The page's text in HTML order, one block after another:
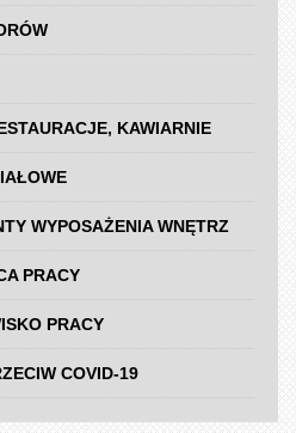
KAWIARNIE
WYPOSAŻENIA WNĘTRZ
PRACY
PRACY
COVID-19